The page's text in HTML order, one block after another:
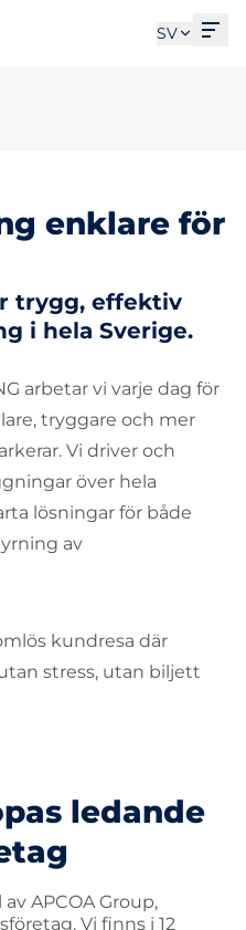
SV
enklare för
trygg, effektiv
i hela Sverige.
arbetar vi varje dag för
tryggare och mer
Vi driver och
över hela
lösningar för både
av
kundresa där
stress, utan biljett
ledande
APCOA Group,
Vi finns i 12